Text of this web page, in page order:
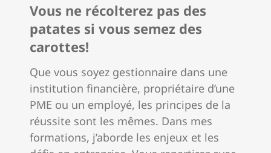
Vous ne récolterez pas des
patates si vous semez des
carottes!
Que vous soyez gestionnaire dans une
institution financière, propriétaire d’une
PME ou un employé, les principes de la
réussite sont les mêmes. Dans mes
formations, j’aborde les enjeux et les